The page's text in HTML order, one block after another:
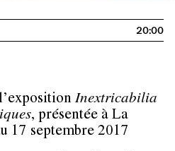
20:00
Inextricabilia
, présentée à La
17 septembre 2017